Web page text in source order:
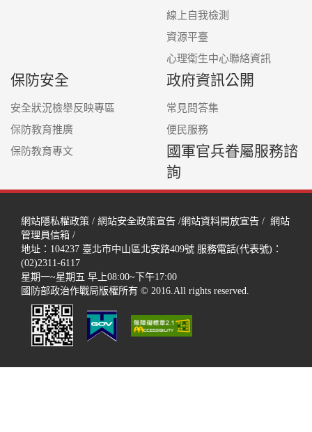
線上自我檢測
資源平臺
心理衛生中心聯絡資訊
保防安全
安全狀況檢舉反映專區
保防教育推廣
保防教育專文
政府資訊公開
常見問答集
便民服務
國軍官兵眷屬服務諮
詢
網站隱私權政策 / 網站安全政策宣告 /網站資料開放宣告 / 網站
管理員信箱 /
地址：104237 臺北市中山區北安路409號 服務電話(代表號)：
(02)2311-6117
星期一~星期五 早上08:00~下午17:00
國防部政治作戰局版權所有 © 2016.All rights reserved.